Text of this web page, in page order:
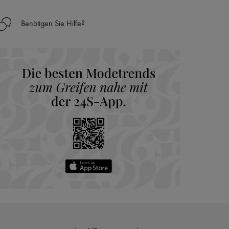
Benötigen Sie Hilfe?